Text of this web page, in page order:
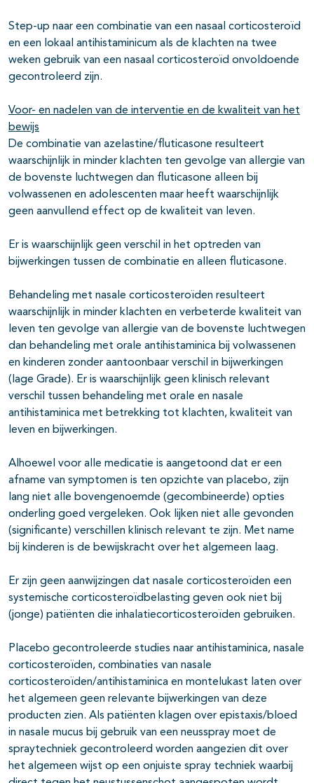
Step-up naar een combinatie van een nasaal corticosteroïd
en een lokaal antihistaminicum als de klachten na twee
weken gebruik van een nasaal corticosteroïd onvoldoende
gecontroleerd zijn.
Voor- en nadelen van de interventie en de kwaliteit van het
bewijs
De combinatie van azelastine/fluticasone resulteert
waarschijnlijk in minder klachten ten gevolge van allergie van
de bovenste luchtwegen dan fluticasone alleen bij
volwassenen en adolescenten maar heeft waarschijnlijk
geen aanvullend effect op de kwaliteit van leven.
Er is waarschijnlijk geen verschil in het optreden van
bijwerkingen tussen de combinatie en alleen fluticasone.
Behandeling met nasale corticosteroïden resulteert
waarschijnlijk in minder klachten en verbeterde kwaliteit van
leven ten gevolge van allergie van de bovenste luchtwegen
dan behandeling met orale antihistaminica bij volwassenen
en kinderen zonder aantoonbaar verschil in bijwerkingen
(lage Grade). Er is waarschijnlijk geen klinisch relevant
verschil tussen behandeling met orale en nasale
antihistaminica met betrekking tot klachten, kwaliteit van
leven en bijwerkingen.
Alhoewel voor alle medicatie is aangetoond dat er een
afname van symptomen is ten opzichte van placebo, zijn
lang niet alle bovengenoemde (gecombineerde) opties
onderling goed vergeleken. Ook lijken niet alle gevonden
(significante) verschillen klinisch relevant te zijn. Met name
bij kinderen is de bewijskracht over het algemeen laag.
Er zijn geen aanwijzingen dat nasale corticosteroïden een
systemische corticosteroïdbelasting geven ook niet bij
(jonge) patiënten die inhalatiecorticosteroïden gebruiken.
Placebo gecontroleerde studies naar antihistaminica, nasale
corticosteroïden, combinaties van nasale
corticosteroïden/antihistaminica en montelukast laten over
het algemeen geen relevante bijwerkingen van deze
producten zien. Als patiënten klagen over epistaxis/bloed
in nasale mucus bij gebruik van een neusspray moet de
spraytechniek gecontroleerd worden aangezien dit over
het algemeen wijst op een onjuiste spray techniek waarbij